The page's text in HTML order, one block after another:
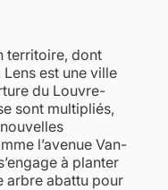
territoire, dont
est une ville
du Louvre-
sont multipliés,
l’avenue Van-
à planter
arbre abattu pour